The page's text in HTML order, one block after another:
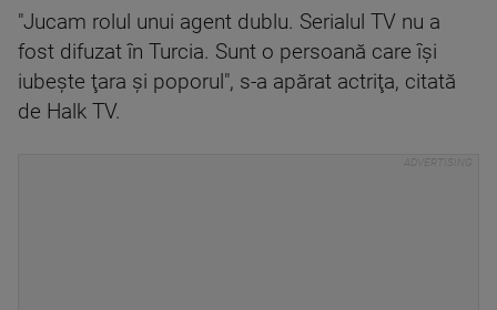
"Jucam rolul unui agent dublu. Serialul TV nu a
fost difuzat în Turcia. Sunt o persoană care îşi
iubeşte ţara şi poporul", s-a apărat actriţa, citată
de Halk TV.